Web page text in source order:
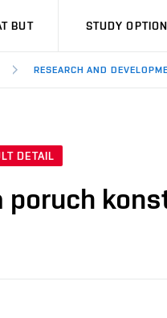
BUT STUDY
RESEARCH AND
DETAIL
poruch